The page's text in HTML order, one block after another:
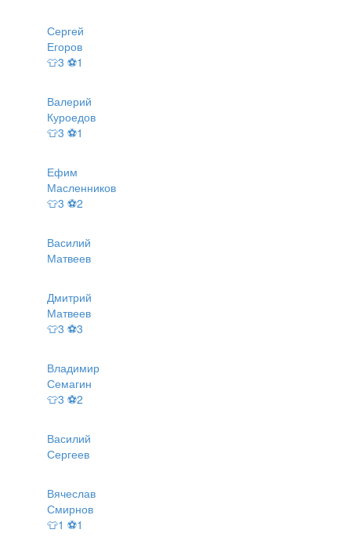
Сергей
Егоров
👕3 ⚽1
Валерий
Куроедов
👕3 ⚽1
Ефим
Масленников
👕3 ⚽2
Василий
Матвеев
Дмитрий
Матвеев
👕3 ⚽3
Владимир
Семагин
👕3 ⚽2
Василий
Сергеев
Вячеслав
Смирнов
👕1 ⚽1